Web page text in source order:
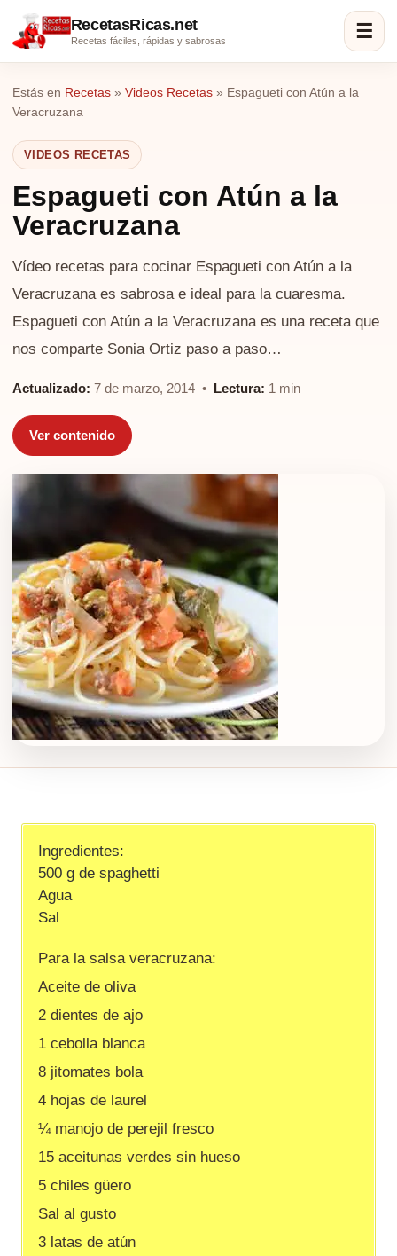
RecetasRicas.net
Recetas fáciles, rápidas y sabrosas ☰
Estás en Recetas » Videos Recetas » Espagueti con Atún a la
Veracruzana
VIDEOS RECETAS
Espagueti con Atún a la
Veracruzana
Vídeo recetas para cocinar Espagueti con Atún a la
Veracruzana es sabrosa e ideal para la cuaresma.
Espagueti con Atún a la Veracruzana es una receta que
nos comparte Sonia Ortiz paso a paso…
Actualizado: 7 de marzo, 2014 • Lectura: 1 min
Ver contenido
Ingredientes:
500 g de spaghetti
Agua
Sal
Para la salsa veracruzana:
Aceite de oliva
2 dientes de ajo
1 cebolla blanca
8 jitomates bola
4 hojas de laurel
¼ manojo de perejil fresco
15 aceitunas verdes sin hueso
5 chiles güero
Sal al gusto
3 latas de atún